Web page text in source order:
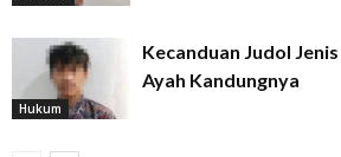
Hukum
Kecanduan Judol
Ayah Kandungnya